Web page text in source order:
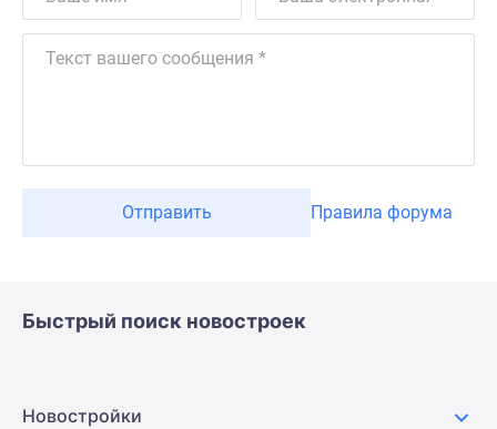
Отправить Правила форума
Быстрый поиск новостроек
Новостройки